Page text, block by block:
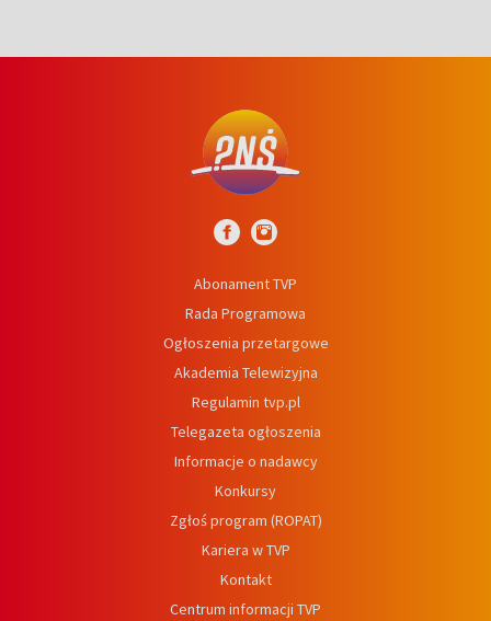
Abonament TVP
Rada Programowa
Ogłoszenia przetargowe
Akademia Telewizyjna
Regulamin tvp.pl
Telegazeta ogłoszenia
Informacje o nadawcy
Konkursy
Zgłoś program (ROPAT)
Kariera w TVP
Kontakt
Centrum informacji TVP